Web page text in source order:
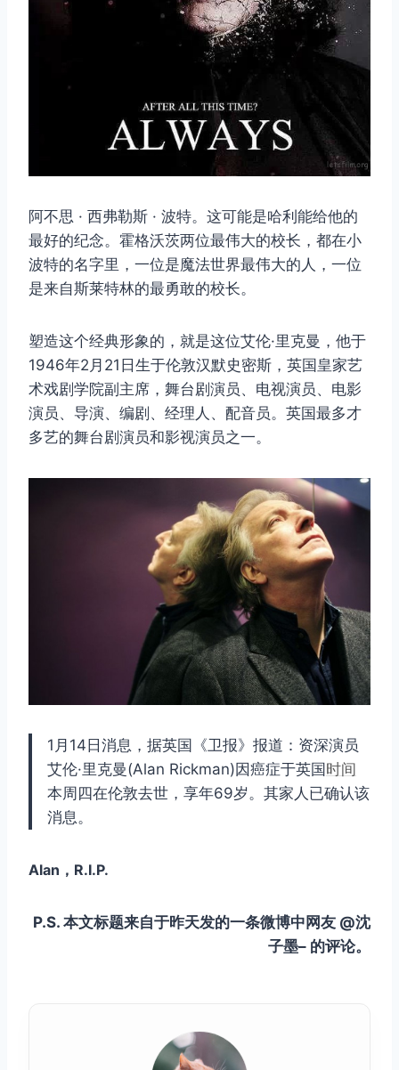
阿不思 · 西弗勒斯 · 波特。这可能是哈利能给他的
最好的纪念。霍格沃茨两位最伟大的校长，都在小
波特的名字里，一位是魔法世界最伟大的人，一位
是来自斯莱特林的最勇敢的校长。
塑造这个经典形象的，就是这位艾伦·里克曼，他于
1946年2月21日生于伦敦汉默史密斯，英国皇家艺
术戏剧学院副主席，舞台剧演员、电视演员、电影
演员、导演、编剧、经理人、配音员。英国最多才
多艺的舞台剧演员和影视演员之一。
1月14日消息，据英国《卫报》报道：资深演员
艾伦·里克曼(Alan Rickman)因癌症于英国 时间
本周四在伦敦去世，享年69岁。其家人已确认该
消息。
Alan，R.I.P.
P.S. 本文标题来自于昨天发的一条微博中网友 @沈
子墨– 的评论。